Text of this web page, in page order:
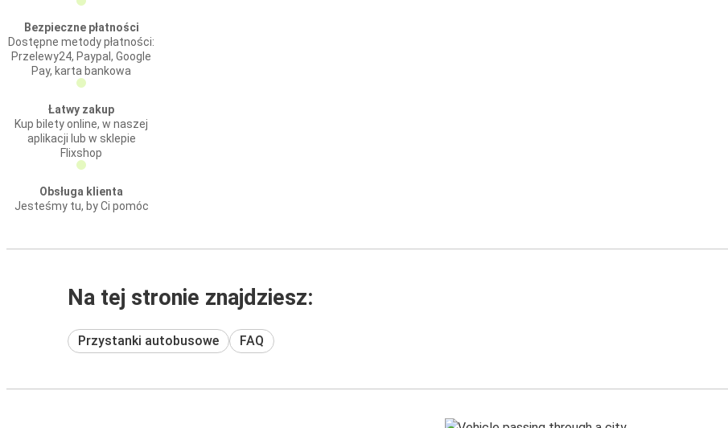
Bezpieczne płatności
Dostępne metody płatności:
Przelewy24, Paypal, Google
Pay, karta bankowa
Łatwy zakup
Kup bilety online, w naszej
aplikacji lub w sklepie
Flixshop
Obsługa klienta
Jesteśmy tu, by Ci pomóc
Na tej stronie znajdziesz:
Przystanki autobusowe FAQ